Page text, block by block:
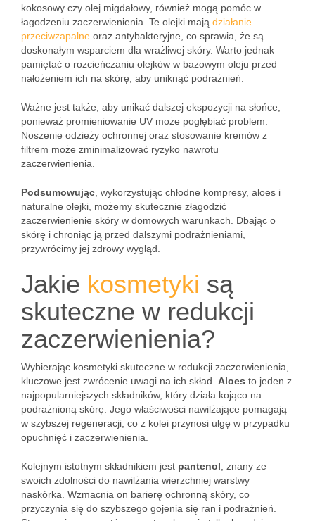
kokosowy czy olej migdałowy, również mogą pomóc w
łagodzeniu zaczerwienienia. Te olejki mają działanie
przeciwzapalne oraz antybakteryjne, co sprawia, że są
doskonałym wsparciem dla wrażliwej skóry. Warto jednak
pamiętać o rozcieńczaniu olejków w bazowym oleju przed
nałożeniem ich na skórę, aby uniknąć podrażnień.
Ważne jest także, aby unikać dalszej ekspozycji na słońce,
ponieważ promieniowanie UV może pogłębiać problem.
Noszenie odzieży ochronnej oraz stosowanie kremów z
filtrem może zminimalizować ryzyko nawrotu
zaczerwienienia.
Podsumowując , wykorzystując chłodne kompresy, aloes i
naturalne olejki, możemy skutecznie złagodzić
zaczerwienienie skóry w domowych warunkach. Dbając o
skórę i chroniąc ją przed dalszymi podrażnieniami,
przywrócimy jej zdrowy wygląd.
Jakie kosmetyki są
skuteczne w redukcji
zaczerwienienia?
Wybierając kosmetyki skuteczne w redukcji zaczerwienienia,
kluczowe jest zwrócenie uwagi na ich skład. Aloes to jeden z
najpopularniejszych składników, który działa kojąco na
podrażnioną skórę. Jego właściwości nawilżające pomagają
w szybszej regeneracji, co z kolei przynosi ulgę w przypadku
opuchnięć i zaczerwienienia.
Kolejnym istotnym składnikiem jest pantenol , znany ze
swoich zdolności do nawilżania wierzchniej warstwy
naskórka. Wzmacnia on barierę ochronną skóry, co
przyczynia się do szybszego gojenia się ran i podrażnień.